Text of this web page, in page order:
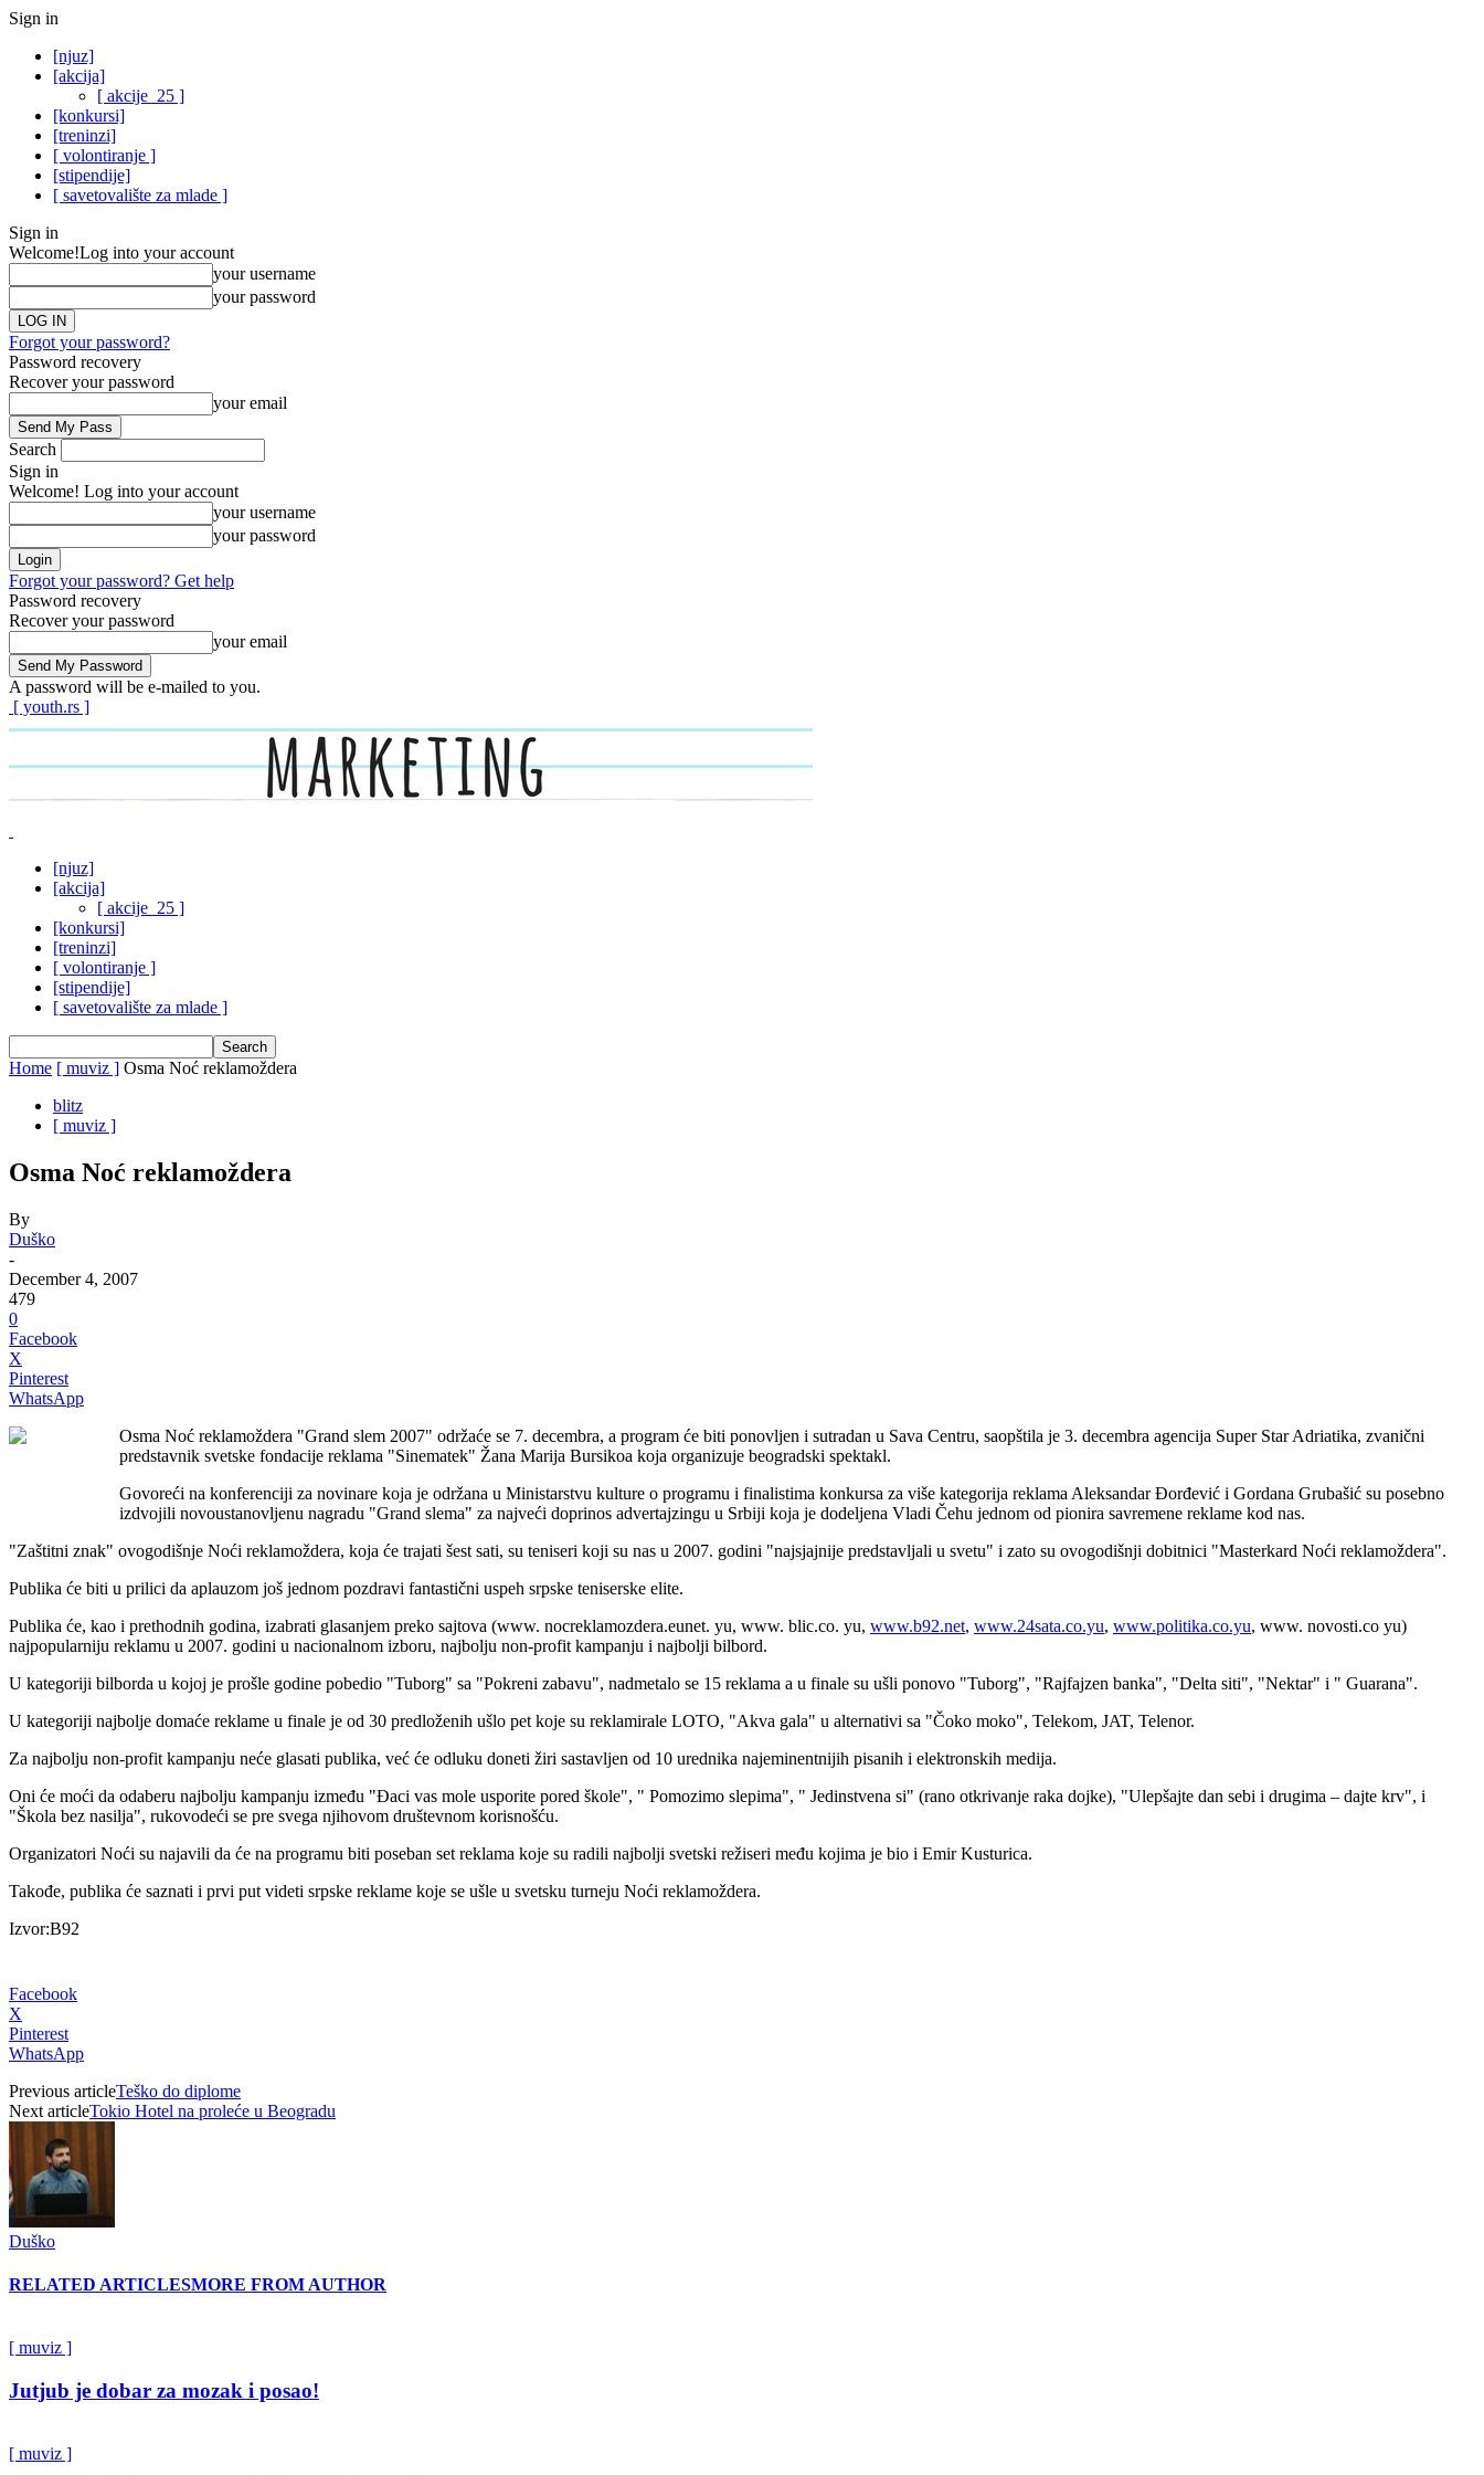
Sign in
[njuz]
[akcija]
[ akcije_25 ]
[konkursi]
[treninzi]
[ volontiranje ]
[stipendije]
[ savetovalište za mlade ]
Sign in
Welcome!Log into your account
your username
your password
Forgot your password?
Password recovery
Recover your password
your email
Search
Sign in
Welcome! Log into your account
your username
your password
Forgot your password? Get help
Password recovery
Recover your password
your email
A password will be e-mailed to you.
[ youth.rs ]
[njuz]
[akcija]
[ akcije_25 ]
[konkursi]
[treninzi]
[ volontiranje ]
[stipendije]
[ savetovalište za mlade ]
Home [ muviz ] Osma Noć reklamoždera
blitz
[ muviz ]
Osma Noć reklamoždera
By
Duško
-
December 4, 2007
479
0
Facebook
X
Pinterest
WhatsApp
Osma Noć reklamoždera "Grand slem 2007" održaće se 7. decembra, a program će biti ponovljen i sutradan u Sava Centru, saopštila je 3. decembra agencija Super Star Adriatika, zvanični
predstavnik svetske fondacije reklama "Sinematek" Žana Marija Bursikoa koja organizuje beogradski spektakl.
Govoreći na konferenciji za novinare koja je održana u Ministarstvu kulture o programu i finalistima konkursa za više kategorija reklama Aleksandar Đorđević i Gordana Grubašić su posebno
izdvojili novoustanovljenu nagradu "Grand slema" za najveći doprinos advertajzingu u Srbiji koja je dodeljena Vladi Čehu jednom od pionira savremene reklame kod nas.
"Zaštitni znak" ovogodišnje Noći reklamoždera, koja će trajati šest sati, su teniseri koji su nas u 2007. godini "najsjajnije predstavljali u svetu" i zato su ovogodišnji dobitnici "Masterkard Noći reklamoždera".
Publika će biti u prilici da aplauzom još jednom pozdravi fantastični uspeh srpske teniserske elite.
Publika će, kao i prethodnih godina, izabrati glasanjem preko sajtova (www. nocreklamozdera.eunet. yu, www. blic.co. yu, www.b92.net, www.24sata.co.yu, www.politika.co.yu, www. novosti.co yu)
najpopularniju reklamu u 2007. godini u nacionalnom izboru, najbolju non-profit kampanju i najbolji bilbord.
U kategoriji bilborda u kojoj je prošle godine pobedio "Tuborg" sa "Pokreni zabavu", nadmetalo se 15 reklama a u finale su ušli ponovo "Tuborg", "Rajfajzen banka", "Delta siti", "Nektar" i " Guarana".
U kategoriji najbolje domaće reklame u finale je od 30 predloženih ušlo pet koje su reklamirale LOTO, "Akva gala" u alternativi sa "Čoko moko", Telekom, JAT, Telenor.
Za najbolju non-profit kampanju neće glasati publika, već će odluku doneti žiri sastavljen od 10 urednika najeminentnijih pisanih i elektronskih medija.
Oni će moći da odaberu najbolju kampanju između "Đaci vas mole usporite pored škole", " Pomozimo slepima", " Jedinstvena si" (rano otkrivanje raka dojke), "Ulepšajte dan sebi i drugima – dajte krv", i
"Škola bez nasilja", rukovodeći se pre svega njihovom društevnom korisnošću.
Organizatori Noći su najavili da će na programu biti poseban set reklama koje su radili najbolji svetski režiseri među kojima je bio i Emir Kusturica.
Takođe, publika će saznati i prvi put videti srpske reklame koje se ušle u svetsku turneju Noći reklamoždera.
Izvor:B92
Facebook
X
Pinterest
WhatsApp
Previous articleTeško do diplome
Next articleTokio Hotel na proleće u Beogradu
Duško
RELATED ARTICLESMORE FROM AUTHOR
[ muviz ]
Jutjub je dobar za mozak i posao!
[ muviz ]